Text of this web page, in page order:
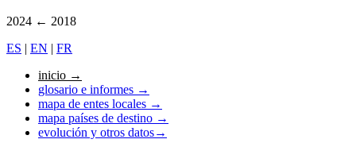
2024 ← 2018
ES | EN | FR
inicio →
glosario e informes →
mapa de entes locales →
mapa países de destino →
evolución y otros datos→